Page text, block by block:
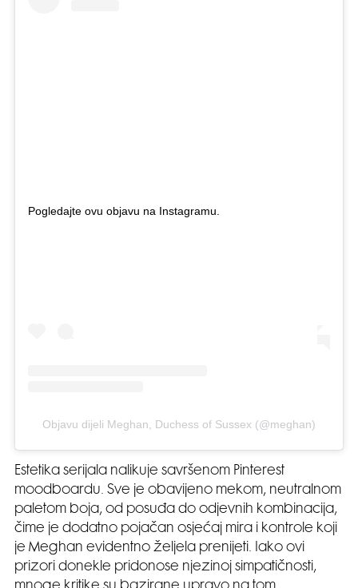
Pogledajte ovu objavu na Instagramu.
Objavu dijeli Meghan, Duchess of Sussex (@meghan)
Estetika serijala nalikuje savršenom Pinterest
moodboardu. Sve je obavijeno mekom, neutralnom
paletom boja, od posuđa do odjevnih kombinacija,
čime je dodatno pojačan osjećaj mira i kontrole koji
je Meghan evidentno željela prenijeti. Iako ovi
prizori donekle pridonose njezinoj simpatičnosti,